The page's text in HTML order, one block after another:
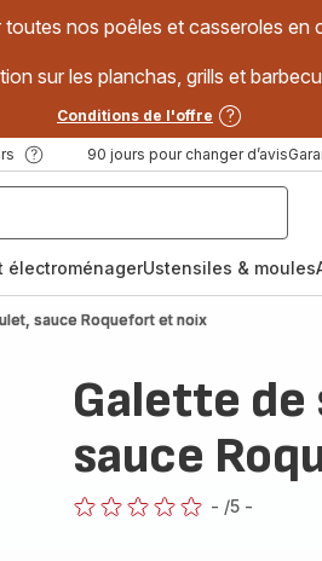
nos poêles et casseroles en
sur les planchas, grills et
Conditions de l'offre
90 jours pour changer d’avis
électroménagerUstensiles & moules
sauce Roquefort et noix
Galette de
sauce
- /5 -